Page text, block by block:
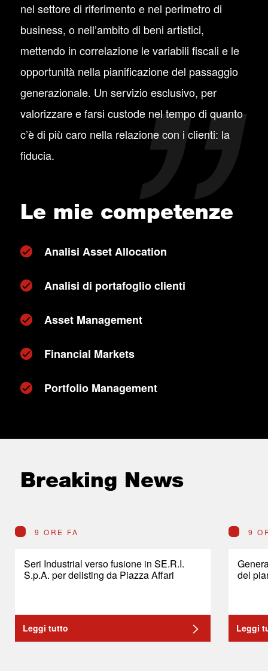
nel settore di riferimento e nel perimetro di
business, o nell’ambito di beni artistici,
mettendo in correlazione le variabili fiscali e le
opportunità nella pianificazione del passaggio
generazionale. Un servizio esclusivo, per
valorizzare e farsi custode nel tempo di quanto
c’è di più caro nella relazione con i clienti: la
fiducia.
Le mie competenze
Analisi Asset Allocation
Analisi di portafoglio clienti
Asset Management
Financial Markets
Portfolio Management
Breaking News
9 ORE FA
Seri Industrial verso fusione in SE.R.I.
S.p.A. per delisting da Piazza Affari
Leggi tutto
9
del
Leggi